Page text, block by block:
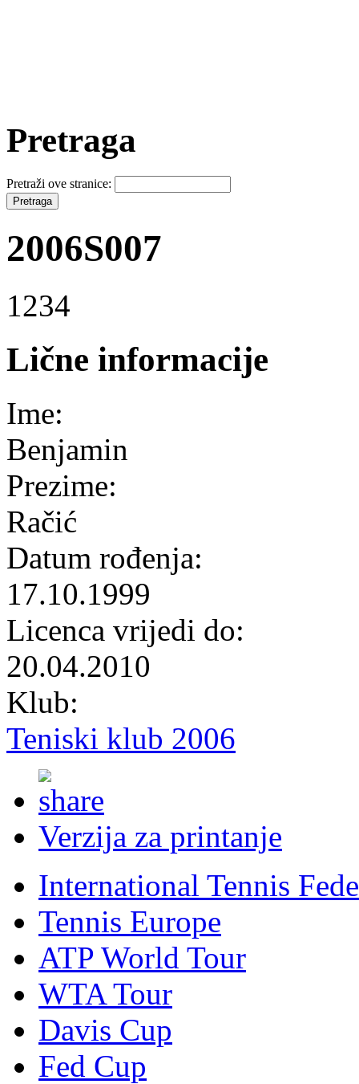
Pretraga
Pretraži ove stranice:
2006S007
1234
Lične informacije
Ime:
Benjamin
Prezime:
Račić
Datum rođenja:
17.10.1999
Licenca vrijedi do:
20.04.2010
Klub:
Teniski klub 2006
Verzija za printanje
International Tennis
Tennis Europe
ATP World Tour
WTA Tour
Davis Cup
Fed Cup